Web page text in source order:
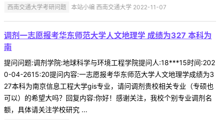
西南交通大学考研问题 本站小编 西南交通大学 2022-11-07
调剂一志愿报考华东师范大学人文地理学 成绩为327 本科为
南
提问问题:调剂学院:地球科学与环境工程学院提问人:18***15时间:202
0-04-2615:20提问内容:一志愿报考华东师范大学人文地理学成绩为3
27本科为南京信息工程大学gis专业，请问调剂贵校相关专业（专硕也
可以）的希望大吗？回复内容:你好！感谢关注，我校个别专业调剂名
额，具体请关注学校研究 ...